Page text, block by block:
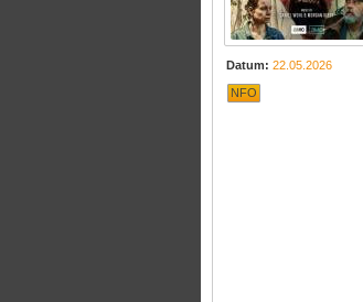
Datum: 22.05.2026
NFO